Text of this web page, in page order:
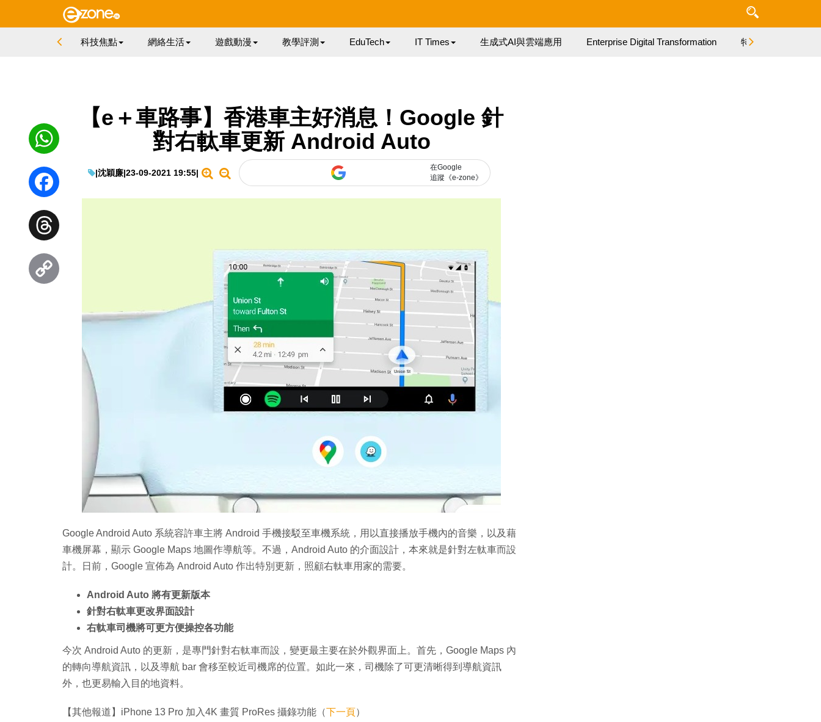
科技焦點 網絡生活 遊戲動漫 教學評測 EduTech IT Times 生成式AI與雲端應用 Enterprise Digital Transformation 特集
【e＋車路事】香港車主好消息！Google 針
對右軚車更新 Android Auto
|沈穎廉|23-09-2021 19:55|
在Google
追蹤《e-zone》
Google Android Auto 系統容許車主將 Android 手機接駁至車機系統，用以直接播放手機內的音樂，以及藉
車機屏幕，顯示 Google Maps 地圖作導航等。不過，Android Auto 的介面設計，本來就是針對左軚車而設
計。日前，Google 宣佈為 Android Auto 作出特別更新，照顧右軚車用家的需要。
Android Auto 將有更新版本
針對右軚車更改界面設計
右軚車司機將可更方便操控各功能
今次 Android Auto 的更新，是專門針對右軚車而設，變更最主要在於外觀界面上。首先，Google Maps 內
的轉向導航資訊，以及導航 bar 會移至較近司機席的位置。如此一來，司機除了可更清晰得到導航資訊
外，也更易輸入目的地資料。
【其他報道】iPhone 13 Pro 加入4K 畫質 ProRes 攝錄功能（下一頁）
WhatsApp
Facebook
Threads